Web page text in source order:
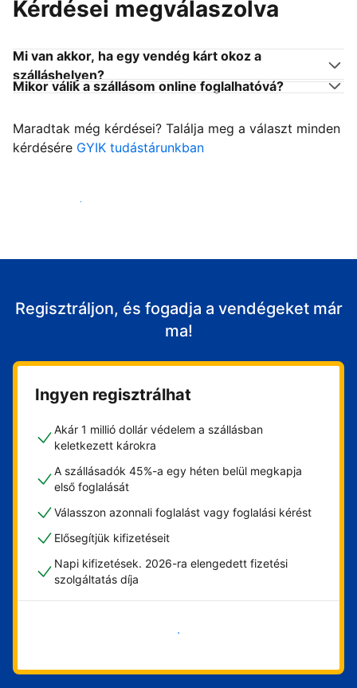
Kérdései megválaszolva
Mi van akkor, ha egy vendég kárt okoz a
szálláshelyen?
Mikor válik a szállásom online foglalhatóvá?
Maradtak még kérdései? Találja meg a választ minden
kérdésére GYIK tudástárunkban
Fogadja vendégeit
Regisztráljon, és fogadja a vendégeket már
ma!
Ingyen regisztrálhat
Akár 1 millió dollár védelem a szállásban
keletkezett károkra
A szállásadók 45%-a egy héten belül megkapja
első foglalását
Válasszon azonnali foglalást vagy foglalási kérést
Elősegítjük kifizetéseit
Napi kifizetések. 2026-ra elengedett fizetési
szolgáltatás díja
Vágjon bele most